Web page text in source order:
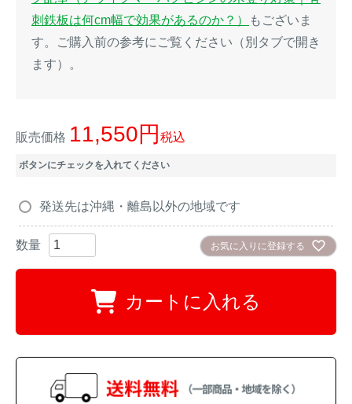
刺鉄板は何cm幅で効果があるのか？）
もございま
す。ご購入前の参考にご覧ください（別タブで開き
ます）。
販売価格 11,550 税込
ボタンにチェックを入れてください
発送先は沖縄・離島以外の地域です
お気に入りに登録する
カートに入れる
サル対策
ハクビシン対策
ヌートリア対策
閉じる